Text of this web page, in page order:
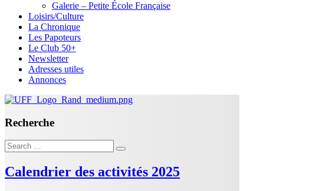
Galerie – Petite École Française
Loisirs/Culture
La Chronique
Les Papoteurs
Le Club 50+
Newsletter
Adresses utiles
Annonces
Recherche
Search
for:
Calendrier des activités 2025